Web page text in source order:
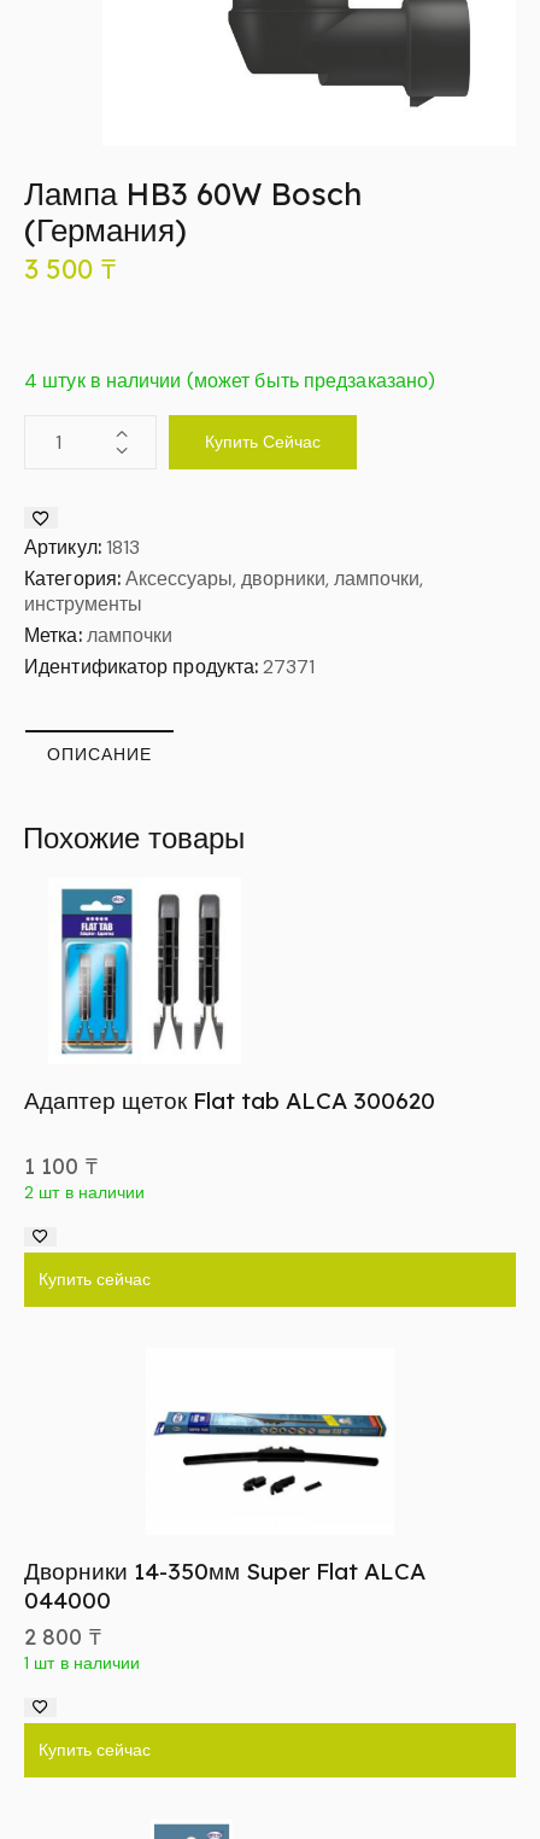
Лампа HB3 60W Bosch
(Германия)
3 500 ₸
4 штук в наличии (может быть предзаказано)
Купить Сейчас
Артикул: 1813
Категория:Аксессуары, дворники, лампочки,
инструменты
Метка: лампочки
Идентификатор продукта:27371
ОПИСАНИЕ
Похожие товары
Адаптер щеток Flat tab ALCA 300620
1 100 ₸
2 шт в наличии
Купить сейчас
Дворники 14-350мм Super Flat ALCA
044000
2 800 ₸
1 шт в наличии
Купить сейчас